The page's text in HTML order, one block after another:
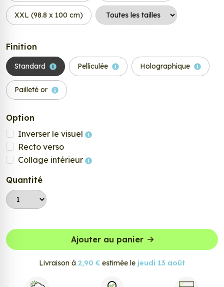
XXL (98.8 x 100 cm)
Finition
Standard Pelliculée Holographique
Pailleté or
Option
Inverser le visuel
Recto verso
Collage intérieur
Quantité
Ajouter au panier
Livraison à 2,90 € estimée le jeudi 13 août